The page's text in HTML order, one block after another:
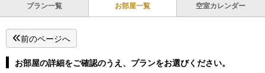
プラン一覧 お部屋一覧 空室カレンダー
前のページへ
お部屋の詳細をご確認のうえ、プランをお選びください。